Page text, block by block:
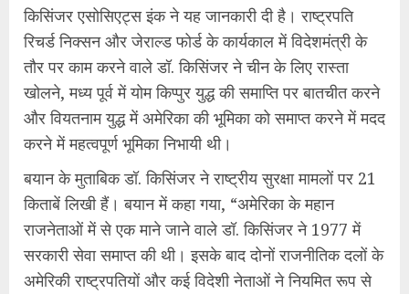
किसिंजर एसोसिएट्स इंक ने यह जानकारी दी है। राष्ट्रपति
रिचर्ड निक्सन और जेराल्ड फोर्ड के कार्यकाल में विदेशमंत्री के
तौर पर काम करने वाले डॉ. किसिंजर ने चीन के लिए रास्ता
खोलने, मध्य पूर्व में योम किप्पुर युद्ध की समाप्ति पर बातचीत करने
और वियतनाम युद्ध में अमेरिका की भूमिका को समाप्त करने में मदद
करने में महत्वपूर्ण भूमिका निभायी थी।
बयान के मुताबिक डॉ. किसिंजर ने राष्ट्रीय सुरक्षा मामलों पर 21
किताबें लिखी हैं। बयान में कहा गया, “अमेरिका के महान
राजनेताओं में से एक माने जाने वाले डॉ. किसिंजर ने 1977 में
सरकारी सेवा समाप्त की थी। इसके बाद दोनों राजनीतिक दलों के
अमेरिकी राष्ट्रपतियों और कई विदेशी नेताओं ने नियमित रूप से